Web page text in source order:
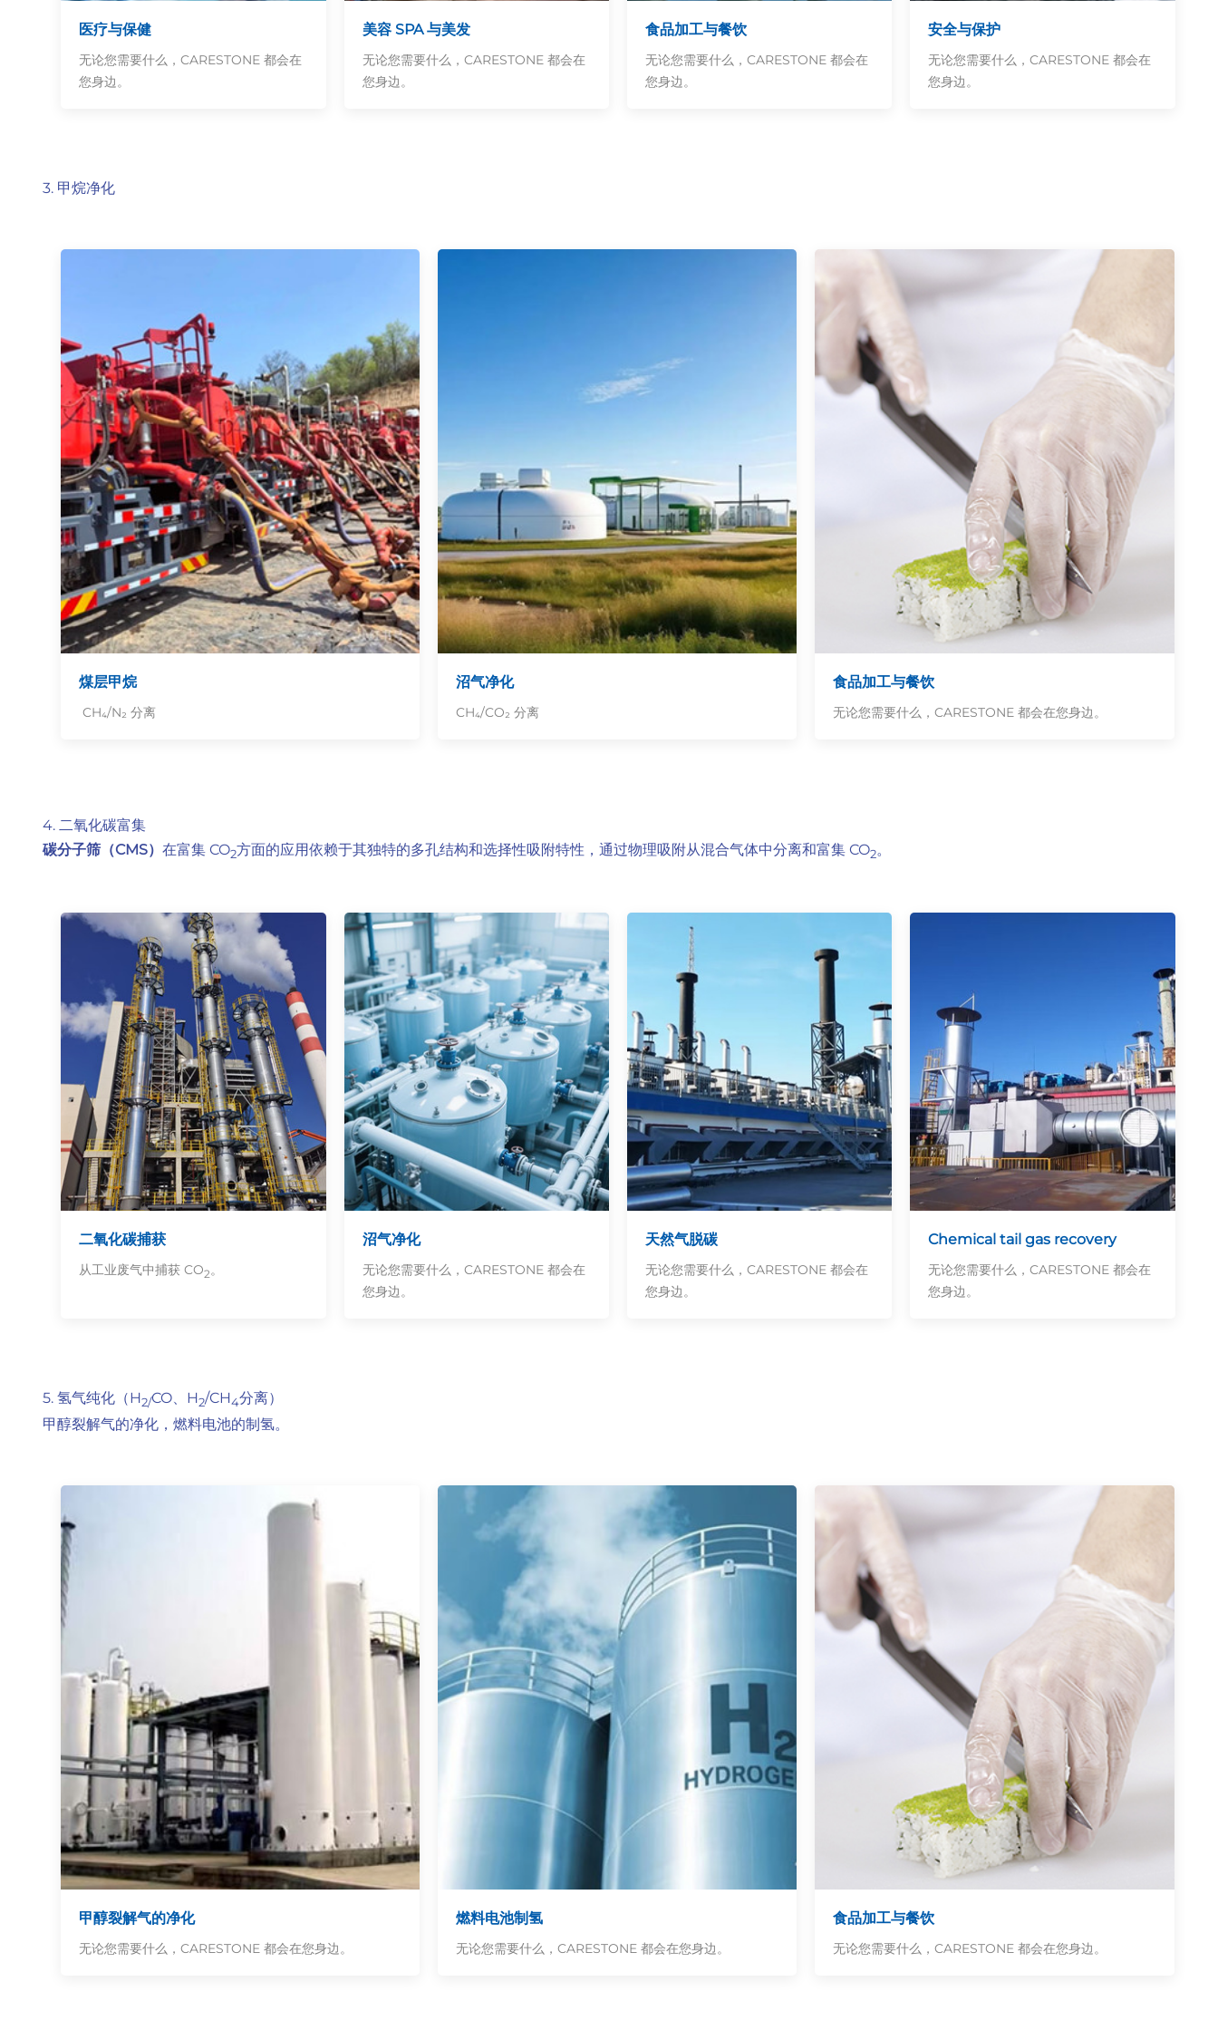
医疗与保健
无论您需要什么，CARESTONE 都会在
您身边。
美容 SPA 与美发
无论您需要什么，CARESTONE 都会在
您身边。
食品加工与餐饮
无论您需要什么，CARESTONE 都会在
您身边。
安全与保护
无论您需要什么，CARESTONE 都会在
您身边。
3. 甲烷净化
煤层甲烷
CH₄/N₂ 分离
沼气净化
CH₄/CO₂ 分离
食品加工与餐饮
无论您需要什么，CARESTONE 都会在您身边。
4. 二氧化碳富集
碳分子筛（CMS）在富集 CO2方面的应用依赖于其独特的多孔结构和选择性吸附特性，通过物理吸附从混合气体中分离和富集 CO2。
二氧化碳捕获
从工业废气中捕获 CO2。
沼气净化
无论您需要什么，CARESTONE 都会在
您身边。
天然气脱碳
无论您需要什么，CARESTONE 都会在
您身边。
Chemical tail gas recovery
无论您需要什么，CARESTONE 都会在
您身边。
5. 氢气纯化（H2/CO、H2/CH4分离）
甲醇裂解气的净化，燃料电池的制氢。
甲醇裂解气的净化
无论您需要什么，CARESTONE 都会在您身边。
燃料电池制氢
无论您需要什么，CARESTONE 都会在您身边。
食品加工与餐饮
无论您需要什么，CARESTONE 都会在您身边。